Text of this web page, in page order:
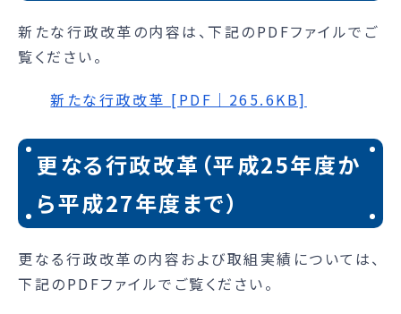
新たな行政改革の内容は、下記のPDFファイルでご
覧ください。
新たな行政改革 [PDF｜265.6KB]
更なる行政改革（平成25年度か
ら平成27年度まで）
更なる行政改革の内容および取組実績については、
下記のPDFファイルでご覧ください。